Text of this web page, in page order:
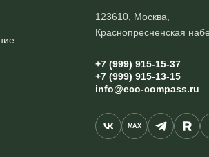
123610, Москва,
Краснопресненская
+7 (999) 915-15-37
+7 (999) 915-13-15
info@eco-compass.ru
MAX